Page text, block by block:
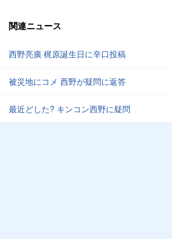
関連ニュース
西野亮廣 梶原誕生日に辛口投稿
被災地にコメ 西野が疑問に返答
最近どした? キンコン西野に疑問